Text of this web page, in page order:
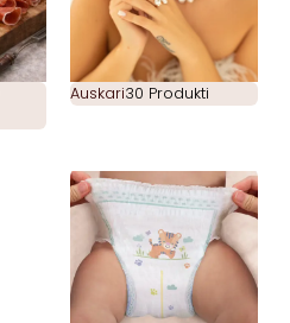
Auskari30 Produkti